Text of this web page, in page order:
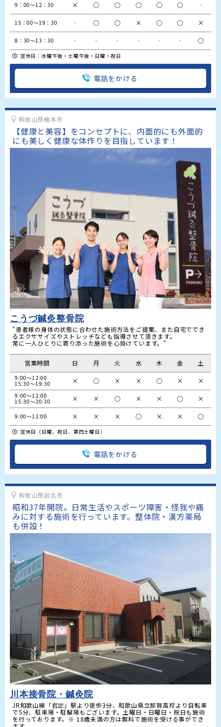
× ○ ○ ○ ○ ○ ‐
15：00～19：30 ‐ ○ ○ × ○ ○ ×
8：30～13：30 ‐ ‐ ‐ ‐ ‐ ‐ ○
定休日：水曜午後・土曜午後・日曜・祝日
電話をかける
和歌山県橋本市
【健康と美容】をコンセプトに、内面的にも外面的
こうづ鍼灸整骨院
"患者様の身体の状態に合わせた施術方法をご提案、また自宅ででき
るエクササイズやストレッチなども指導させて頂きます。
営業時間 日 月 火 水 木 金 土
9:00〜12:00
15:30〜19:30
× ○ × × ○ × ×
9:00〜12:00
15:30〜20:30
× × ○ × × ○ ×
9:00〜12:00 × × × ○ × × ○
定休日（日曜、祝日、第四土曜日）
電話をかける
和歌山県岩出市
昭和37年開院。日常生活やスポーツ障害・怪我や痛
みに対する施術を行っています。整体院・漢方薬局
も併設！
川本接骨院・鍼灸院
JR和歌山線「岩出」駅より徒歩3分、和歌山県立那賀高校より自転車
で5分、駐車場・駐輪場もございます。土曜日・日曜日・祝日も施術
を行っております。※ 18歳未満の方は無料で施術を受ける事ができ